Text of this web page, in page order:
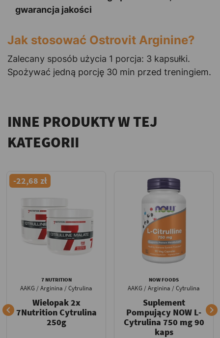
gwarancja jakości
Jak stosować Ostrovit Arginine?
Zalecany sposób użycia 1 porcja: 3 kapsułki.
Spożywać jedną porcję 30 min przed treningiem.
INNE PRODUKTY W TEJ
KATEGORII

-22,68 zł
7 NUTRITION
AAKG / Arginina / Cytrulina
Wielopak 2x
7Nutrition Cytrulina
250g
NOW FOODS
AAKG / Arginina / Cytrulina
Suplement
Pompujący NOW L-
Cytrulina 750 mg 90
kaps
